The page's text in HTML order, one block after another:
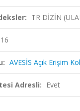
TR DİZİN
AVESİS Açık Erişim
Adresli: Evet